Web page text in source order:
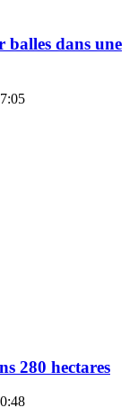
balles dans une
280 hectares